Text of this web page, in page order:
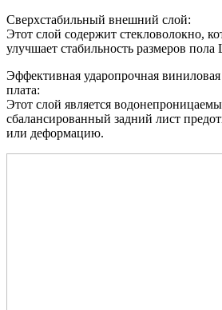
Сверхстабильный внешний слой:
Этот слой содержит стекловолокно,
улучшает стабильность размеров пола
Эффективная ударопрочная
плата:
Этот слой является
сбалансированный задний лист
или деформацию.